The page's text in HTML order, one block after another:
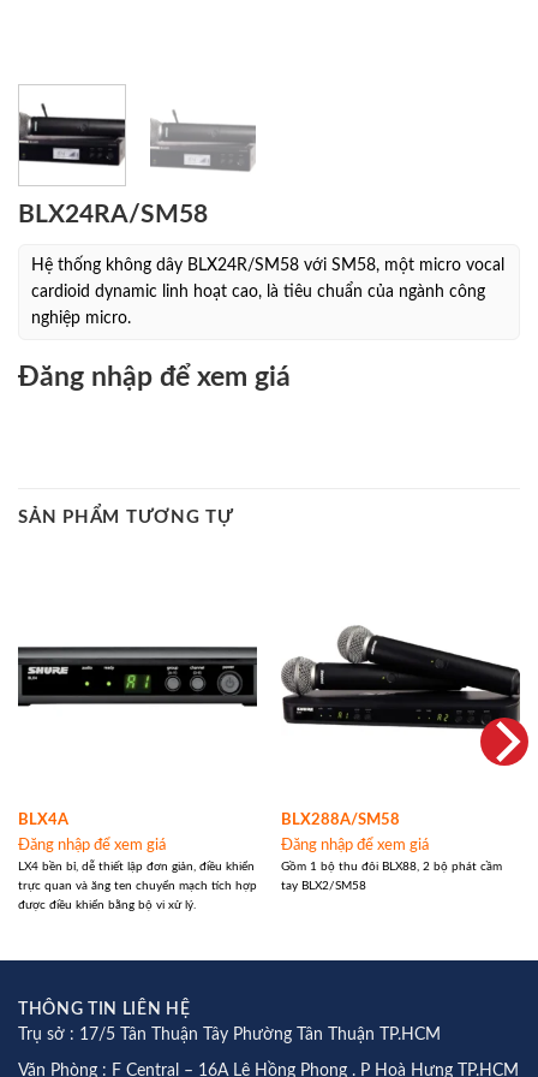
BLX24RA/SM58
Hệ thống không dây BLX24R/SM58 với SM58, một micro vocal
cardioid dynamic linh hoạt cao, là tiêu chuẩn của ngành công
nghiệp micro.
Đăng nhập để xem giá
SẢN PHẨM TƯƠNG TỰ
BLX4A
Đăng nhập để xem giá
LX4 bền bỉ, dễ thiết lập đơn giản, điều khiển
trực quan và ăng ten chuyển mạch tích hợp
được điều khiển bằng bộ vi xử lý.
BLX288A/SM58
Đăng nhập để xem giá
Gồm 1 bộ thu đôi BLX88, 2 bộ phát cầm
tay BLX2/SM58
THÔNG TIN LIÊN HỆ
Trụ sở : 17/5 Tân Thuận Tây Phường Tân Thuận TP.HCM
Văn Phòng : F Central – 16A Lê Hồng Phong . P Hoà Hưng TP.HCM